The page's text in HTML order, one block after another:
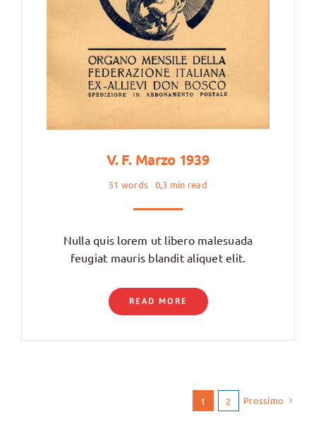
V. F. Marzo 1939
51 words 0,3 min read
Nulla quis lorem ut libero malesuada
feugiat mauris blandit aliquet elit.
READ MORE
1 2 Prossimo